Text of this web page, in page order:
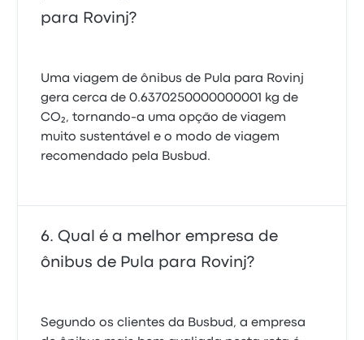
para Rovinj?
Uma viagem de ônibus de Pula para Rovinj
gera cerca de 0.6370250000000001 kg de
CO₂, tornando-a uma opção de viagem
muito sustentável e o modo de viagem
recomendado pela Busbud.
Qual é a melhor empresa de
ônibus de Pula para Rovinj?
Segundo os clientes da Busbud, a empresa